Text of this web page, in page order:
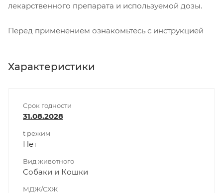
лекарственного препарата и используемой дозы.
Перед применением ознакомьтесь с инструкцией
Характеристики
Срок годности
31.08.2028
t режим
Нет
Вид животного
Собаки и Кошки
МДЖ/СХЖ